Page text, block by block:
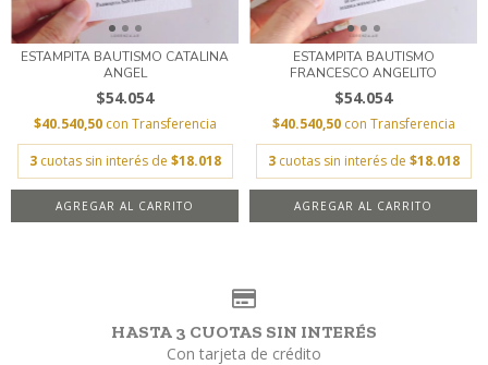
ESTAMPITA BAUTISMO CATALINA
ANGEL
$54.054
$40.540,50 con Transferencia
3 cuotas sin interés de $18.018
AGREGAR AL CARRITO
ESTAMPITA BAUTISMO
FRANCESCO ANGELITO
$54.054
$40.540,50 con Transferencia
3 cuotas sin interés de $18.018
AGREGAR AL CARRITO
HASTA 3 CUOTAS SIN INTERÉS
Con tarjeta de crédito